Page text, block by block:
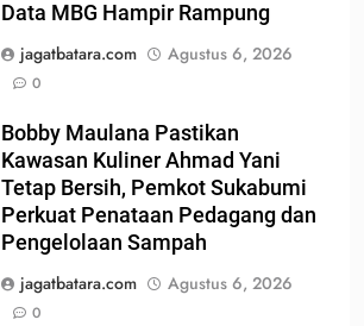
Data MBG Hampir Rampung
jagatbatara.com
Agustus 6, 2026
0
Bobby Maulana Pastikan
Kawasan Kuliner Ahmad Yani
Tetap Bersih, Pemkot Sukabumi
Perkuat Penataan Pedagang dan
Pengelolaan Sampah
jagatbatara.com
Agustus 6, 2026
0